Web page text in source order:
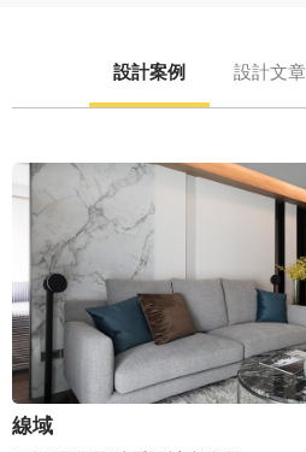
設計案例 設計文章
線域